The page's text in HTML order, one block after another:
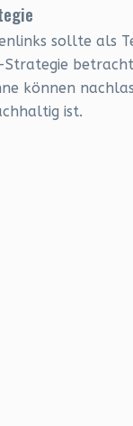
sollte als
Strategie
können
ist.